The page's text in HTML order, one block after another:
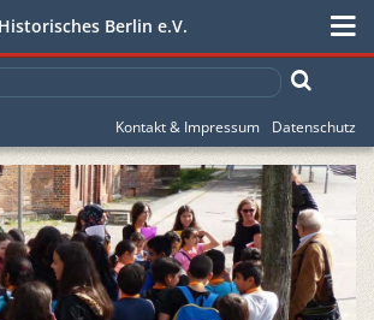
Berlin e.V.
Kontakt & Impressum Datenschutz